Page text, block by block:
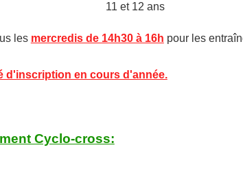
11 et 12 ans
les mercredis de 14h30 à 16h pour les
d'inscription en cours d'année.
Cyclo-cross: